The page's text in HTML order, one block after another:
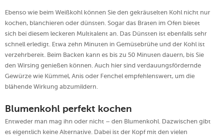
Ebenso wie beim Weißkohl können Sie den gekräuselten Kohl nicht nur
kochen, blanchieren oder dünsten. Sogar das Braten im Ofen bietet
sich bei diesem leckeren Multitalent an. Das Dünsten ist ebenfalls sehr
schnell erledigt. Etwa zehn Minuten in Gemüsebrühe und der Kohl ist
verzehrbereit. Beim Backen kann es bis zu 50 Minuten dauern, bis Sie
den Wirsing genießen können. Auch hier sind verdauungsfördernde
Gewürze wie Kümmel, Anis oder Fenchel empfehlenswert, um die
blähende Wirkung abzumildern.
Blumenkohl perfekt kochen
Entweder man mag ihn oder nicht – den Blumenkohl. Dazwischen gibt
es eigentlich keine Alternative. Dabei ist der Kopf mit den vielen